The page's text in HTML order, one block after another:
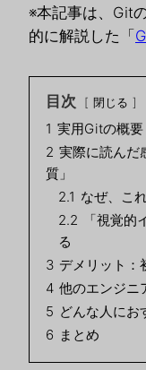
※本記事は、Git
的に解説した「
目次 閉じる
1 実用Gitの概要
2 実際に読んだ
質」
2.1 なぜ、こ
2.2
「視覚
る
3 デメリット：
4 他のエンジニ
5 どんな人にお
6 まとめ